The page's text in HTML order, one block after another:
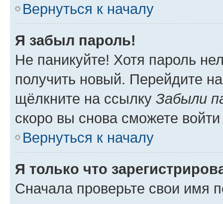
Вернуться к началу
Я забыл пароль!
Не паникуйте! Хотя пароль
получить новый. Перейдите
щёлкните на ссылку Забыли
скоро вы снова сможете
Вернуться к началу
Я только что
Сначала проверьте свои имя